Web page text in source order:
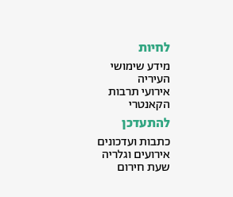
לחיות
מידע שימושי
העיריה
אירועי תרבות
הקאנטרי
להתעדכן
כתבות ועדכונים
אירועים וגלריה
שעת חירום